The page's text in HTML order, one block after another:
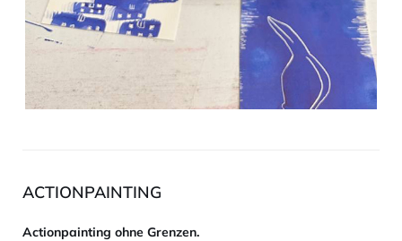
ACTIONPAINTING
Actionpainting ohne Grenzen.